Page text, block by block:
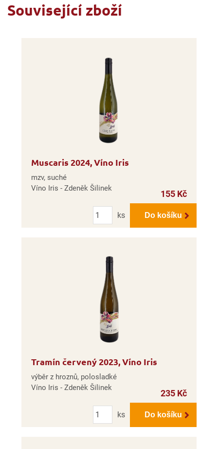
Související zboží
Muscaris 2024, Víno Iris
mzv, suché
Víno Iris - Zdeněk Šilinek
155 Kč
Počet
ks
Do košíku
Tramín červený 2023, Víno Iris
výběr z hroznů, polosladké
Víno Iris - Zdeněk Šilinek
235 Kč
Počet
ks
Do košíku